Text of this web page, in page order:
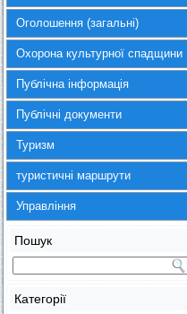
Оголошення (загальні)
Охорона культурної спадщини
Публічна інформація
Публічні документи
Туризм
туристичні маршрути
Управління
Пошук
Категорії